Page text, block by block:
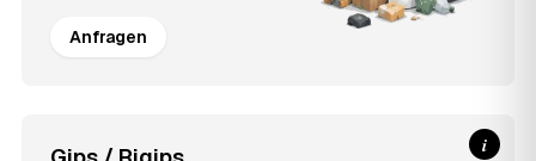
Anfragen
i